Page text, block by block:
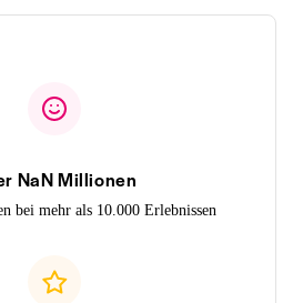
NaN Millionen
bei mehr als 10.000 Erlebnissen